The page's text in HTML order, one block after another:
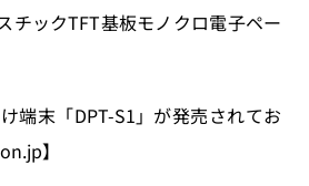
チックTFT基板モノクロ電子ペー
端末「DPT-S1」が発売されてお
】